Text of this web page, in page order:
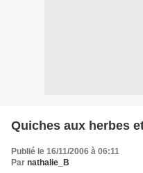
Quiches aux herbes
Publié le 16/11/2006 à 06:11
Par nathalie_B